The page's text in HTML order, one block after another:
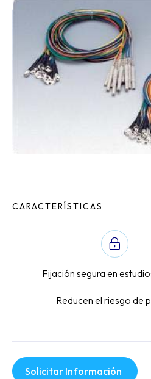
CARACTERÍSTICAS
Fijación segura en
Reducen el riesgo de
Solicitar Información